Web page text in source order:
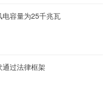
容量为25千兆瓦
过法律框架